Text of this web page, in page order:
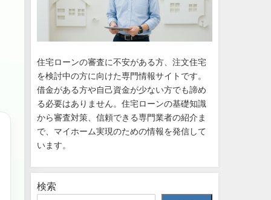
住宅ローンの審査に不安がある方、注文住宅
を検討中の方に向けた専門情報サイトです。
借金がある方や自己資金が少ない方でも諦め
る必要はありません。住宅ローンの基礎知識
から審査対策、信頼できる専門業者の紹介ま
で、マイホーム実現のための情報を発信して
います。
検索